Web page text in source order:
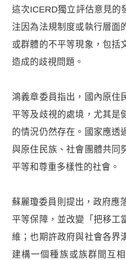
這次ICERD獨立評估意見的
注因為法規制度或執行層面
或群體的不平等現象，包括
造成的歧視問題。
鴻義章委員指出，國內原住
平等及歧視的處境，尤其是
的情況仍然存在。國家應透
與原住民族、社會團體共同
平等和尊重多樣性的社會。
蘇麗瓊委員則提出，政府應
平等保障，並改變「把移工
維；也期許政府與社會各界
建構一個種族或族群間互